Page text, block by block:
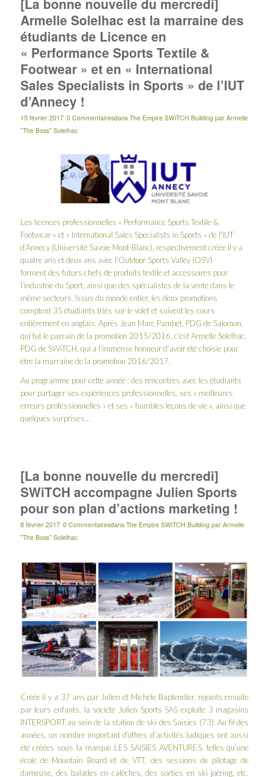
Armelle Solelhac est la marraine des
étudiants de Licence en
« Performance Sports Textile &
Footwear » et en « International
Sales Specialists in Sports » de l’IUT
d’Annecy !
15 février 2017 0 Commentairesdans The Empire SWiTCH Building par Armelle
"The Boss" Solelhac
Les licences professionnelles « Performance Sports Textile &
Footwear » et « International Sales Specialists in Sports » de l’IUT
d’Annecy(Université Savoie Mont-Blanc), respectivement créée il y a
quatre ans et deux ans avec l’Outdoor Sports Valley(OSV)
formentdes futurs chefs de produits textile et accessoires pour
l’industrie du Sport, ainsi que des spécialistes de la vente dans le
même secteurs. Issus du monde entier, les deux promotions
comptent 35 étudiants triés sur le volet et suivent les cours
entièrement en anglais. Après Jean Marc Pambet, PDG de Salomon,
qui fut le parrain de la promotion 2015/2016, c’est Armelle Solelhac,
PDG de SWiTCH, qui a l’immense honneur d’avoir été choisie pour
être la marraine de la promotion 2016/2017.
Au programme pour cette année : des rencontres avec les étudiants
pour partager ses expériences professionnelles, ses « meilleures
erreurs professionnelles » et ses « humbles leçons de vie », ainsi que
quelques surprises…
[La bonne nouvelle du mercredi]
SWiTCH accompagne Julien Sports
pour son plan d’actions marketing !
8 février 2017 0 Commentairesdans The Empire SWiTCH Building par Armelle
"The Boss" Solelhac
Créée il y a 37 ans par Julien et Michèle Baptendier, rejoints ensuite
par leurs enfants, la société Julien Sports SAS exploite 3 magasins
INTERSPORT au sein de la station de ski des Saisies (73). Au fil des
années, un nombre important d’offres d’activités ludiques ont aussi
été créées sous la marque LES SAISIES AVENTURES, telles qu’une
école de Mountain Board et de VTT, des sessions de pilotage de
dameuse, des balades en calèches, des sorties en ski joëring, etc.